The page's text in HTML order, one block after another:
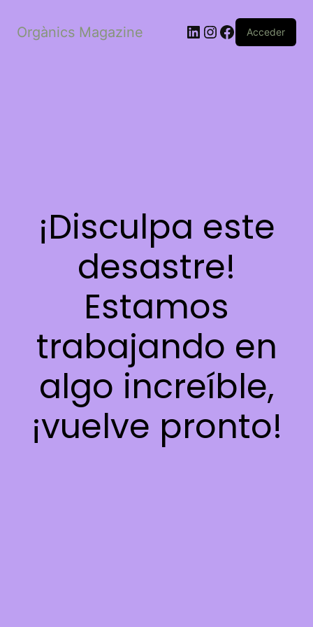
Orgànics Magazine LinkedIn
Instagram
Facebook
Acceder
¡Disculpa este
desastre!
Estamos
trabajando en
algo increíble,
¡vuelve pronto!